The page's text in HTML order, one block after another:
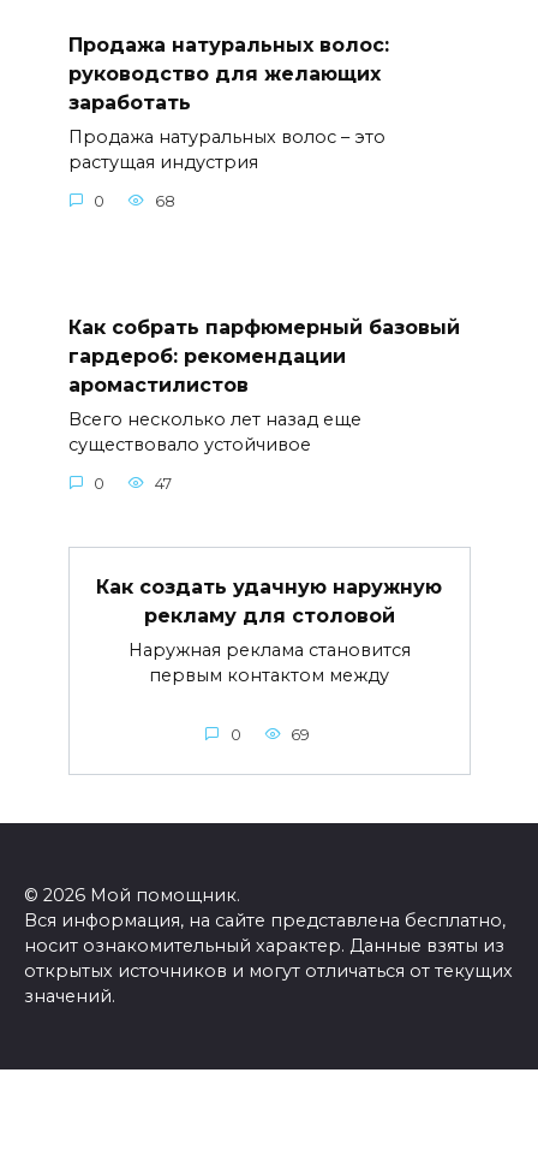
Продажа натуральных волос:
руководство для желающих
заработать
Продажа натуральных волос – это
растущая индустрия
0 68
Как собрать парфюмерный базовый
гардероб: рекомендации
аромастилистов
Всего несколько лет назад еще
существовало устойчивое
0 47
Как создать удачную наружную
рекламу для столовой
Наружная реклама становится
первым контактом между
0 69
© 2026 Мой помощник.
Вся информация, на сайте представлена бесплатно,
носит ознакомительный характер. Данные взяты из
открытых источников и могут отличаться от текущих
значений.